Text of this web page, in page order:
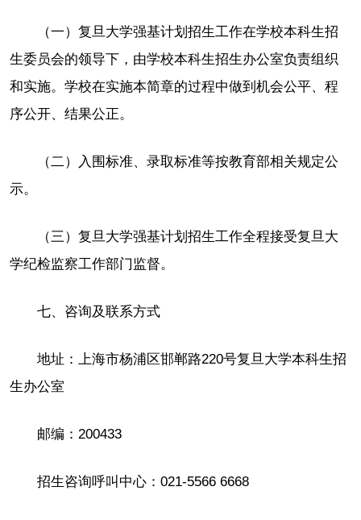
（一）复旦大学强基计划招生工作在学校本科生招
生委员会的领导下，由学校本科生招生办公室负责组织
和实施。学校在实施本简章的过程中做到机会公平、程
序公开、结果公正。
（二）入围标准、录取标准等按教育部相关规定公
示。
（三）复旦大学强基计划招生工作全程接受复旦大
学纪检监察工作部门监督。
七、咨询及联系方式
地址：上海市杨浦区邯郸路220号复旦大学本科生招
生办公室
邮编：200433
招生咨询呼叫中心：021-5566 6668